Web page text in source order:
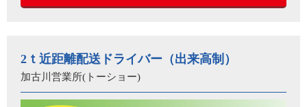
2ｔ近距離配送ドライバー（出来高制）
加古川営業所(トーショー)